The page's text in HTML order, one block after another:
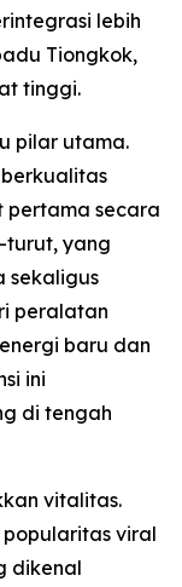
lebih
Tiongkok,
tinggi.
pilar utama.
pertama secara
turut, yang
sekaligus
peralatan
baru dan
ini
di tengah
vitalitas.
viral
dikenal